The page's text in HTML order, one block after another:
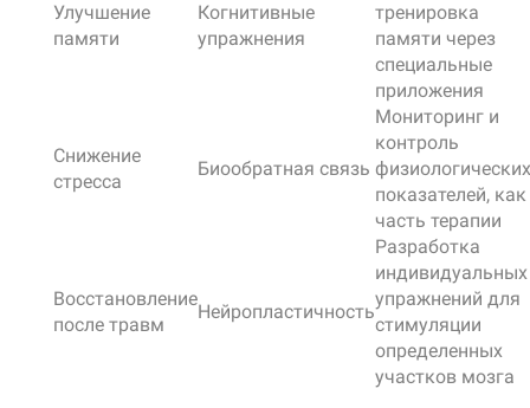
Улучшение
памяти
Когнитивные
упражнения
тренировка
памяти через
специальные
приложения
Снижение
стресса
Биообратная связь
Мониторинг и
контроль
физиологических
показателей, как
часть терапии
Восстановление
после травм
Нейропластичность
Разработка
индивидуальных
упражнений для
стимуляции
определенных
участков мозга